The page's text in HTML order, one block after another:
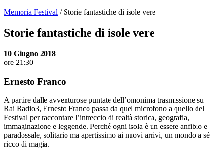
Memoria Festival / Storie fantastiche di isole vere
Storie fantastiche di isole vere
10 Giugno 2018
ore 21:30
Ernesto Franco
A partire dalle avventurose puntate dell’omonima trasmissione su
Rai Radio3, Ernesto Franco passa da quel microfono a quello del
Festival per raccontare l’intreccio di realtà storica, geografia,
immaginazione e leggende. Perché ogni isola è un essere anfibio e
paradossale, solitario ma apertissimo ai nuovi arrivi, un mondo a sé
ricco di magia.